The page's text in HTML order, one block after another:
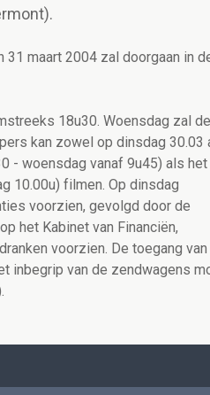
maart 2004 zal doorgaan in
18u30. Woensdag zal de
kan zowel op dinsdag 30.03
- woensdag vanaf 9u45) als het
10.00u) filmen. Op dinsdag
voorzien, gevolgd door de
het Kabinet van Financiën,
voorzien. De toegang van
inbegrip van de zendwagens